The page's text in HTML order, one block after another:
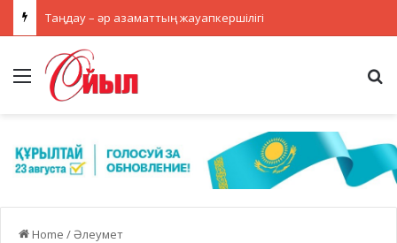
Таңдау – әр азаматтың жауапкершілігі
Menu
Home /Әлеумет